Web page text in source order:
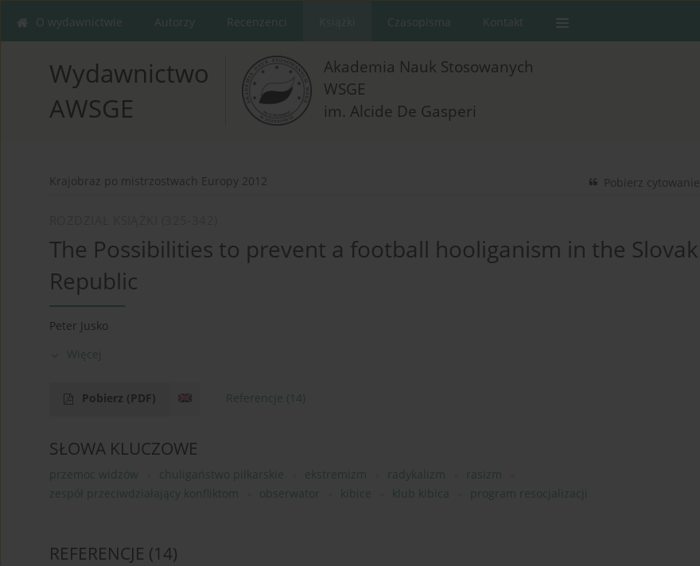
O wydawnictwie Autorzy Recenzenci Czasopisma Kontakt
Wydawnictwo
AWSGE
Akademia Nauk Stosowanych
WSGE
im. Alcide De Gasperi
Krajobraz po mistrzostwach Europy 2012 Pobierz cytowanie
The Possibilities to prevent a football hooliganism in the Slovak
Republic
Peter Jusko
Więcej
Pobierz (PDF) Referencje (14)
SŁOWA KLUCZOWE
przemoc widzów chuligaństwo piłkarskie ekstremizm radykalizm
rasizm
zespół przeciwdziałający konfliktom
obserwator kibice klub kibica program resocjalizacji
REFERENCJE (14)